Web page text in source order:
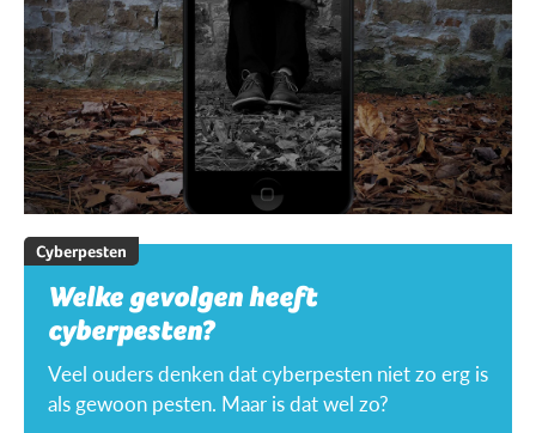
Cyberpesten
Welke gevolgen heeft
cyberpesten?
Veel ouders denken dat cyberpesten niet zo erg is
als gewoon pesten. Maar is dat wel zo?